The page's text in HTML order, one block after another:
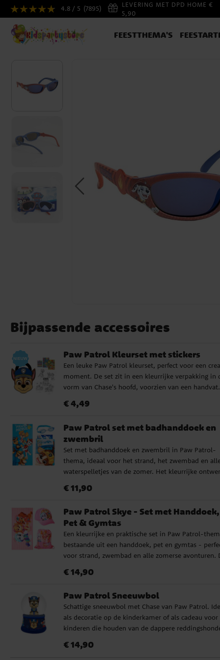
4.8 / 5 (7895)
LEVERING MET DPD HOME €
5,90
FEESTTHEMA'S
Bijpassende accessoires
Paw Patrol Kleurset met stickers
Een leuke Paw Patrol kleurset, perfect voor een
moment. De set zit in een kleurrijke verpakking in
vorm van Chase's hoofd, voorzien van een handvat.
pakken. Binnenin vind je twintig vellen met mooie
liefst 48 stickers die gebruikt kunnen worden om de
afbeeldingen of andere knutselwerkjes te versieren.
gebruik kunnen de onderdelen weer in de verpakking
worden opgeborgen, wat de set handig maakt om
te nemen en een ideaal verjaardagscadeau is voor
iedereen die van Paw Patrol houdt. ✓ 20 vellen om
te kleuren ✓ 6 waskrijtjes ✓ 48 stickers ✓ Afmeting:
Prijs :€ 4,49
€ 4,49
Paw Patrol set met badhanddoek en
zwembril
Set met badhanddoek en zwembril in Paw Patrol-
thema, ideaal voor het strand, het zwembad en
waterspelletjes van de zomer. Het kleurrijke
een vanzelfsprekende favoriet bij kinderen. De
ca. 70 x 140 cm. De zwembril is comfortabel en
verstelbaar, waardoor hij eenvoudig te gebruiken is
voor zowel spelen als zwemmen. ✔️ 1
1 zwembril
Prijs: € 11,90
€ 11,90
Paw Patrol Skye - Set met Handdoek,
Pet & Gymtas
Een kleurrijke en praktische set in Paw Patrol-
bestaande uit een handdoek, pet en gymtas -
voor strand, zwembad en alle zomerse avonturen.
een vrolijk en energiek gevoel. De handdoek is
en de gymtas maakt het gemakkelijk om alles mee
nemen wat nodig is voor een dag vol spel en
activiteiten. ✔️ Bevat een handdoek, pet en gymtas
Perfect voor strand, zwembad en uitstapjes ✔️
Gemakkelijk mee te nemen en dagelijks te gebruiken
Prijs: € 14,90
€ 14,90
Paw Patrol Sneeuwbol
Schattige sneeuwbol met Chase van Paw Patrol.
als decoratie op de kinderkamer of als cadeau voor
kinderen die houden van de dappere
sneeuwbol is 10 cm hoog en 7,5 cm breed. Het
Prijs: € 14,90
€ 14,90